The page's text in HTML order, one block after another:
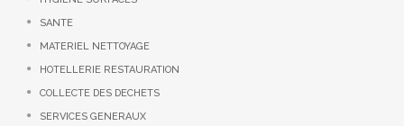
SANTE
MATERIEL NETTOYAGE
HOTELLERIE RESTAURATION
COLLECTE DES DECHETS
SERVICES GENERAUX